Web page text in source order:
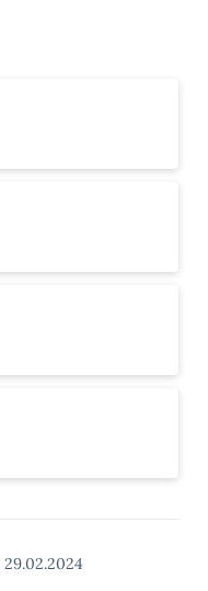
29.02.2024